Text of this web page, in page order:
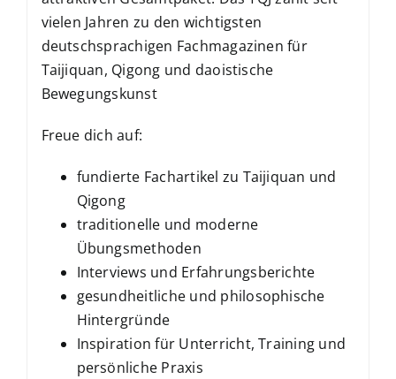
vielen Jahren zu den wichtigsten
deutschsprachigen Fachmagazinen für
Taijiquan, Qigong und daoistische
Bewegungskunst
Freue dich auf:
fundierte Fachartikel zu Taijiquan und
Qigong
traditionelle und moderne
Übungsmethoden
Interviews und Erfahrungsberichte
gesundheitliche und philosophische
Hintergründe
Inspiration für Unterricht, Training und
persönliche Praxis